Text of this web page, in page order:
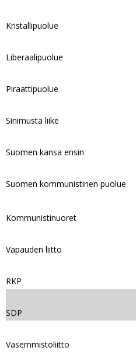
Kristallipuolue
Liberaalipuolue
Piraattipuolue
Sinimusta liike
Suomen kansa ensin
Suomen kommunistinen puolue
Kommunistinuoret
Vapauden liitto
RKP
SDP
Vasemmistoliitto